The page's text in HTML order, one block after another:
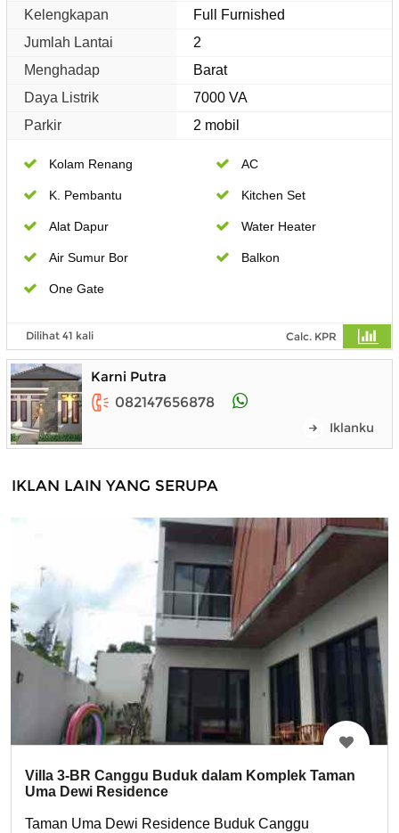
Kelengkapan
Full Furnished
Jumlah Lantai
2
Menghadap
Barat
Daya Listrik
7000 VA
Parkir
2 mobil
Kolam Renang AC
K. Pembantu Kitchen Set
Alat Dapur Water Heater
Air Sumur Bor Balkon
One Gate
Dilihat 41 kali Calc. KPR
Karni Putra
082147656878
Iklanku
IKLAN LAIN YANG SERUPA
Villa 3-BR Canggu Buduk dalam Komplek Taman
Uma Dewi Residence
Taman Uma Dewi Residence Buduk Canggu